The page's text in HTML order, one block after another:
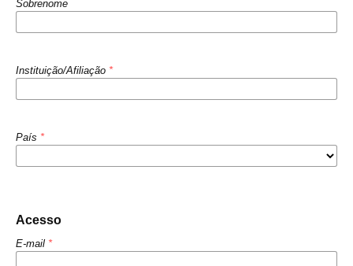
Sobrenome
Instituição/Afiliação *
País *
Acesso
E-mail *